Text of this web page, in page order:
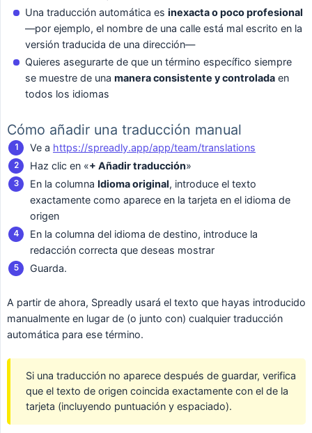
Una traducción automática es inexacta o poco profesional
—por ejemplo, el nombre de una calle está mal escrito en la
versión traducida de una dirección—
Quieres asegurarte de que un término específico siempre
se muestre de una manera consistente y controlada en
todos los idiomas
Cómo añadir una traducción manual
Ve a https://spreadly.app/app/team/translations
Haz clic en «+ Añadir traducción»
En la columna Idioma original, introduce el texto
exactamente como aparece en la tarjeta en el idioma de
origen
En la columna del idioma de destino, introduce la
redacción correcta que deseas mostrar
Guarda.
A partir de ahora, Spreadly usará el texto que hayas introducido
manualmente en lugar de (o junto con) cualquier traducción
automática para ese término.
Si una traducción no aparece después de guardar, verifica
que el texto de origen coincida exactamente con el de la
tarjeta (incluyendo puntuación y espaciado).